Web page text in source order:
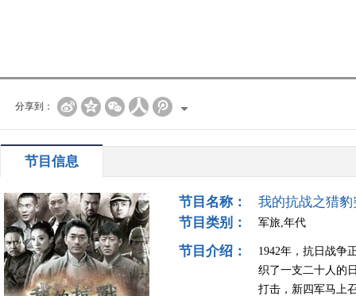
分享到：
节目信息
节目名称：
我的抗战之猎豹
节目类别：
军旅,年代
节目介绍：
1942年，抗日战争
织了一支二十人的
打击，新四军马上